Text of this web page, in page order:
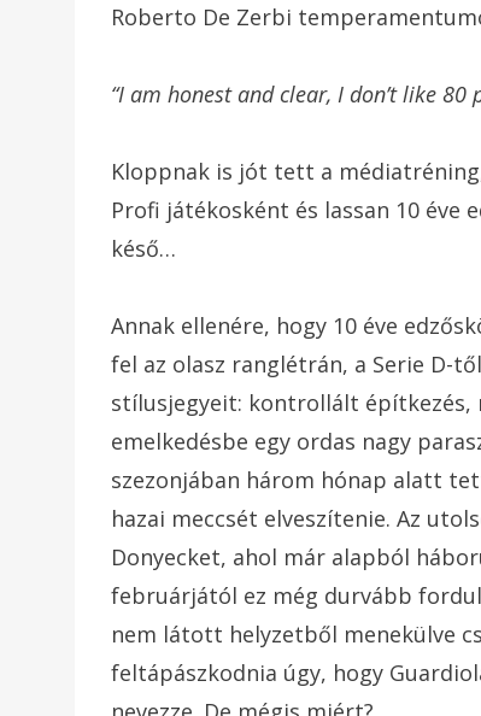
Roberto De Zerbi
“I am honest and clear, I don’t like 80
Kloppnak is jót tett a
Profi játékosként és lassan 10 éve
késő…
Annak ellenére, hogy 10 éve
fel az olasz ranglétrán, a Serie D-
stílusjegyeit: kontrollált építkezés,
emelkedésbe egy ordas nagy
szezonjában három hónap alatt
hazai meccsét elveszítenie. Az
Donyecket, ahol már alapból
februárjától ez még durvább
nem látott helyzetből menekülve
feltápászkodnia úgy, hogy